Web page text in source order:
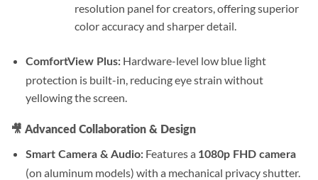
resolution panel for creators, offering superior
color accuracy and sharper detail.
ComfortView Plus:Hardware-level low blue light
protection is built-in, reducing eye strain without
yellowing the screen.
🎥 Advanced Collaboration & Design
Smart Camera & Audio:Features a 1080p FHD camera
(on aluminum models) with a mechanical privacy shutter.